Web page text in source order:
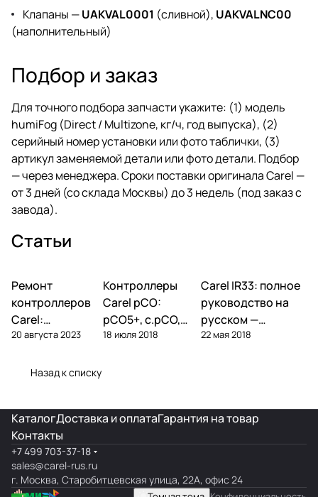
Клапаны —UAKVAL0001 (сливной), UAKVALNC00
(наполнительный)
Подбор и заказ
Для точного подбора запчасти укажите: (1) модель
humiFog (Direct / Multizone, кг/ч, год выпуска), (2)
серийный номер установки или фото таблички, (3)
артикул заменяемой детали или фото детали. Подбор
— черезменеджера. Сроки поставки оригинала Carel —
от 3 дней (со склада Москвы) до 3 недель (под заказ с
завода).
Статьи
Автоматика и
контроллеры
Ремонт
контроллеров
Carel:
диагностика
поломок и
20 августа 2023
Автоматика и
контроллеры
Контроллеры
Carel pCO:
pCO5+, c.pCO,
pCO mini —
18 июля 2018
Автоматика и
контроллеры
Carel IR33: полное
руководство на
русском —
параметры,
22 мая 2018
Назад к списку
КаталогДоставка и оплатаГарантия на товар
Контакты
+7 499 703-37-18
sales@carel-rus.ru
г. Москва, Старобитцевская улица, 22А, офис 24